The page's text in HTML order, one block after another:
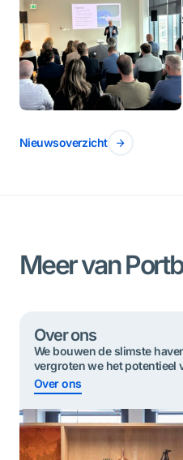
Nieuwsoverzicht
Meer van
Over ons
We bouwen de slimste
vergroten we het potentieel
duurzame en veilige
Over ons